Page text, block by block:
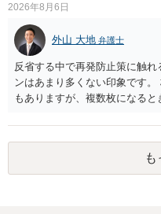
2026年8月6日
外山 大地 弁護士
反省する中で再発防止策に触
ンはあまり多くない印象です
もありますが、複数枚になる
います。 したがいまして、い
も